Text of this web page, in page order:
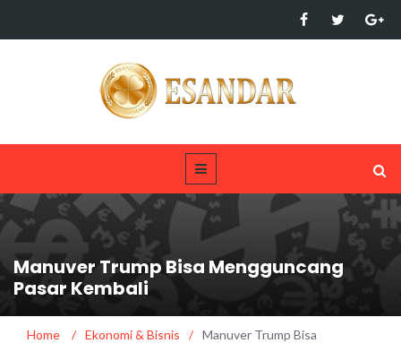
Manuver Trump Bisa Mengguncang
Pasar Kembali
Home / Ekonomi & Bisnis / Manuver Trump Bisa